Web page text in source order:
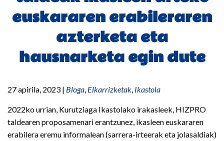
euskararen erabileraren
azterketa eta
hausnarketa egin dute
27 apirila, 2023 | Bloga, Elkarrizketak, Ikastola
2022ko urrian, Kurutziaga Ikastolako irakasleek, HIZPRO
taldearen proposamenari erantzunez, ikasleen euskararen
erabilera eremu informalean (sarrera-irteerak eta jolasaldiak)